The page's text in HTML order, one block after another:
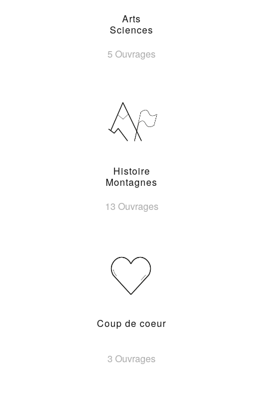
Arts
Sciences
5 Ouvrages
Histoire
Montagnes
13 Ouvrages
Coup de coeur
3 Ouvrages